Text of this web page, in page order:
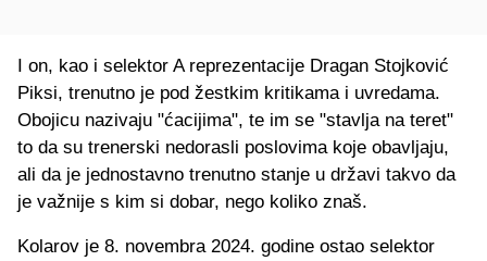
I on, kao i selektor A reprezentacije Dragan Stojković
Piksi, trenutno je pod žestkim kritikama i uvredama.
Obojicu nazivaju "ćacijima", te im se "stavlja na teret"
to da su trenerski nedorasli poslovima koje obavljaju,
ali da je jednostavno trenutno stanje u državi takvo da
je važnije s kim si dobar, nego koliko znaš.
Kolarov je 8. novembra 2024. godine ostao selektor